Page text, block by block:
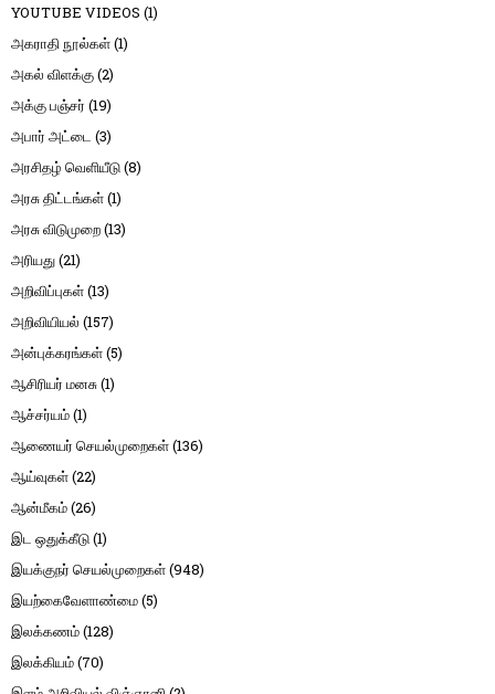
YOUTUBE VIDEOS (1)
அகராதி நூல்கள்(1)
அகல் விளக்கு(2)
அக்கு பஞ்சர் (19)
அபார் அட்டை (3)
அரசிதழ் வெளியீடு(8)
அரசு திட்டங்கள்(1)
அரசு விடுமுறை(13)
அரியது(21)
அறிவிப்புகள்(13)
அறிவியியல் (157)
அன்புக்கரங்கள்(5)
ஆசிரியர் மனசு(1)
ஆச்சர்யம்(1)
ஆணையர் செயல்முறைகள்(136)
ஆய்வுகள்(22)
ஆன்மீகம்(26)
இட ஒதுக்கீடு(1)
இயக்குநர் செயல்முறைகள்(948)
இயற்கைவேளாண்மை(5)
இலக்கணம்(128)
இலக்கியம்(70)